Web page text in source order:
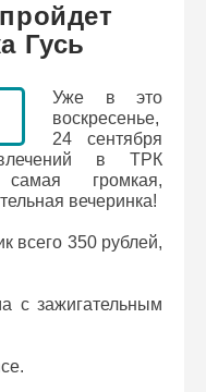
Гусь
Уже в это
воскресенье,
24 сентября
в ТРК
громкая,
вечеринка!
всего 350 рублей,
с зажигательным